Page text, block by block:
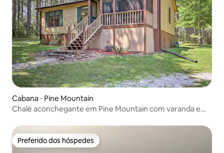
Cabana ⋅ Pine Mountain
Chalé aconchegante em Pine Mountain com varanda e
Preferido dos hóspedes
Preferido dos hóspedes